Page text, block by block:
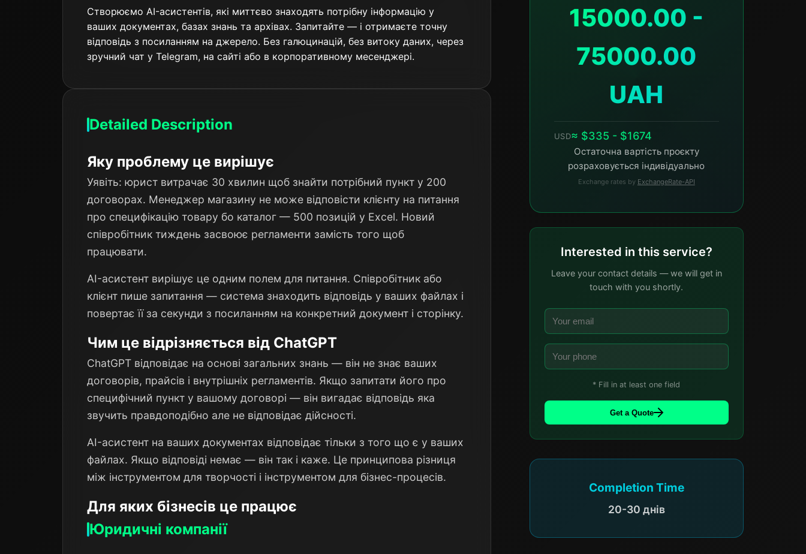
Створюємо AI-асистентів, які миттєво знаходять потрібну інформацію у
ваших документах, базах знань та архівах. Запитайте — і отримаєте точну
відповідь з посиланням на джерело. Без галюцинацій, без витоку даних, через
зручний чат у Telegram, на сайті або в корпоративному месенджері.
Detailed Description
Яку проблему це вирішує
Уявіть: юрист витрачає 30 хвилин щоб знайти потрібний пункт у 200
договорах. Менеджер магазину не може відповісти клієнту на питання
про специфікацію товару бо каталог — 500 позицій у Excel. Новий
співробітник тиждень засвоює регламенти замість того щоб
працювати.
AI-асистент вирішує це одним полем для питання. Співробітник або
клієнт пише запитання — система знаходить відповідь у ваших файлах і
повертає її за секунди з посиланням на конкретний документ і сторінку.
Чим це відрізняється від ChatGPT
ChatGPT відповідає на основі загальних знань — він не знає ваших
договорів, прайсів і внутрішніх регламентів. Якщо запитати його про
специфічний пункт у вашому договорі — він вигадає відповідь яка
звучить правдоподібно але не відповідає дійсності.
AI-асистент на ваших документах відповідає тільки з того що є у ваших
файлах. Якщо відповіді немає — він так і каже. Це принципова різниця
між інструментом для творчості і інструментом для бізнес-процесів.
Для яких бізнесів це працює
Юридичні компанії
15000.00 -
75000.00
UAH
USD≈ $335 - $1674
Остаточна вартість проєкту
розраховується індивідуально
Exchange rates by ExchangeRate-API
Interested in this service?
Leave your contact details — we will get in
touch with you shortly.
* Fill in at least one field
Get a Quote
Completion Time
20-30 днів